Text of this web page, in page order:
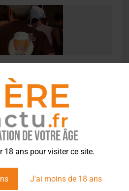
de votre âge
18 ans pour visiter ce site.
J'ai moins de 18 ans
à l’honneur ce week-end à